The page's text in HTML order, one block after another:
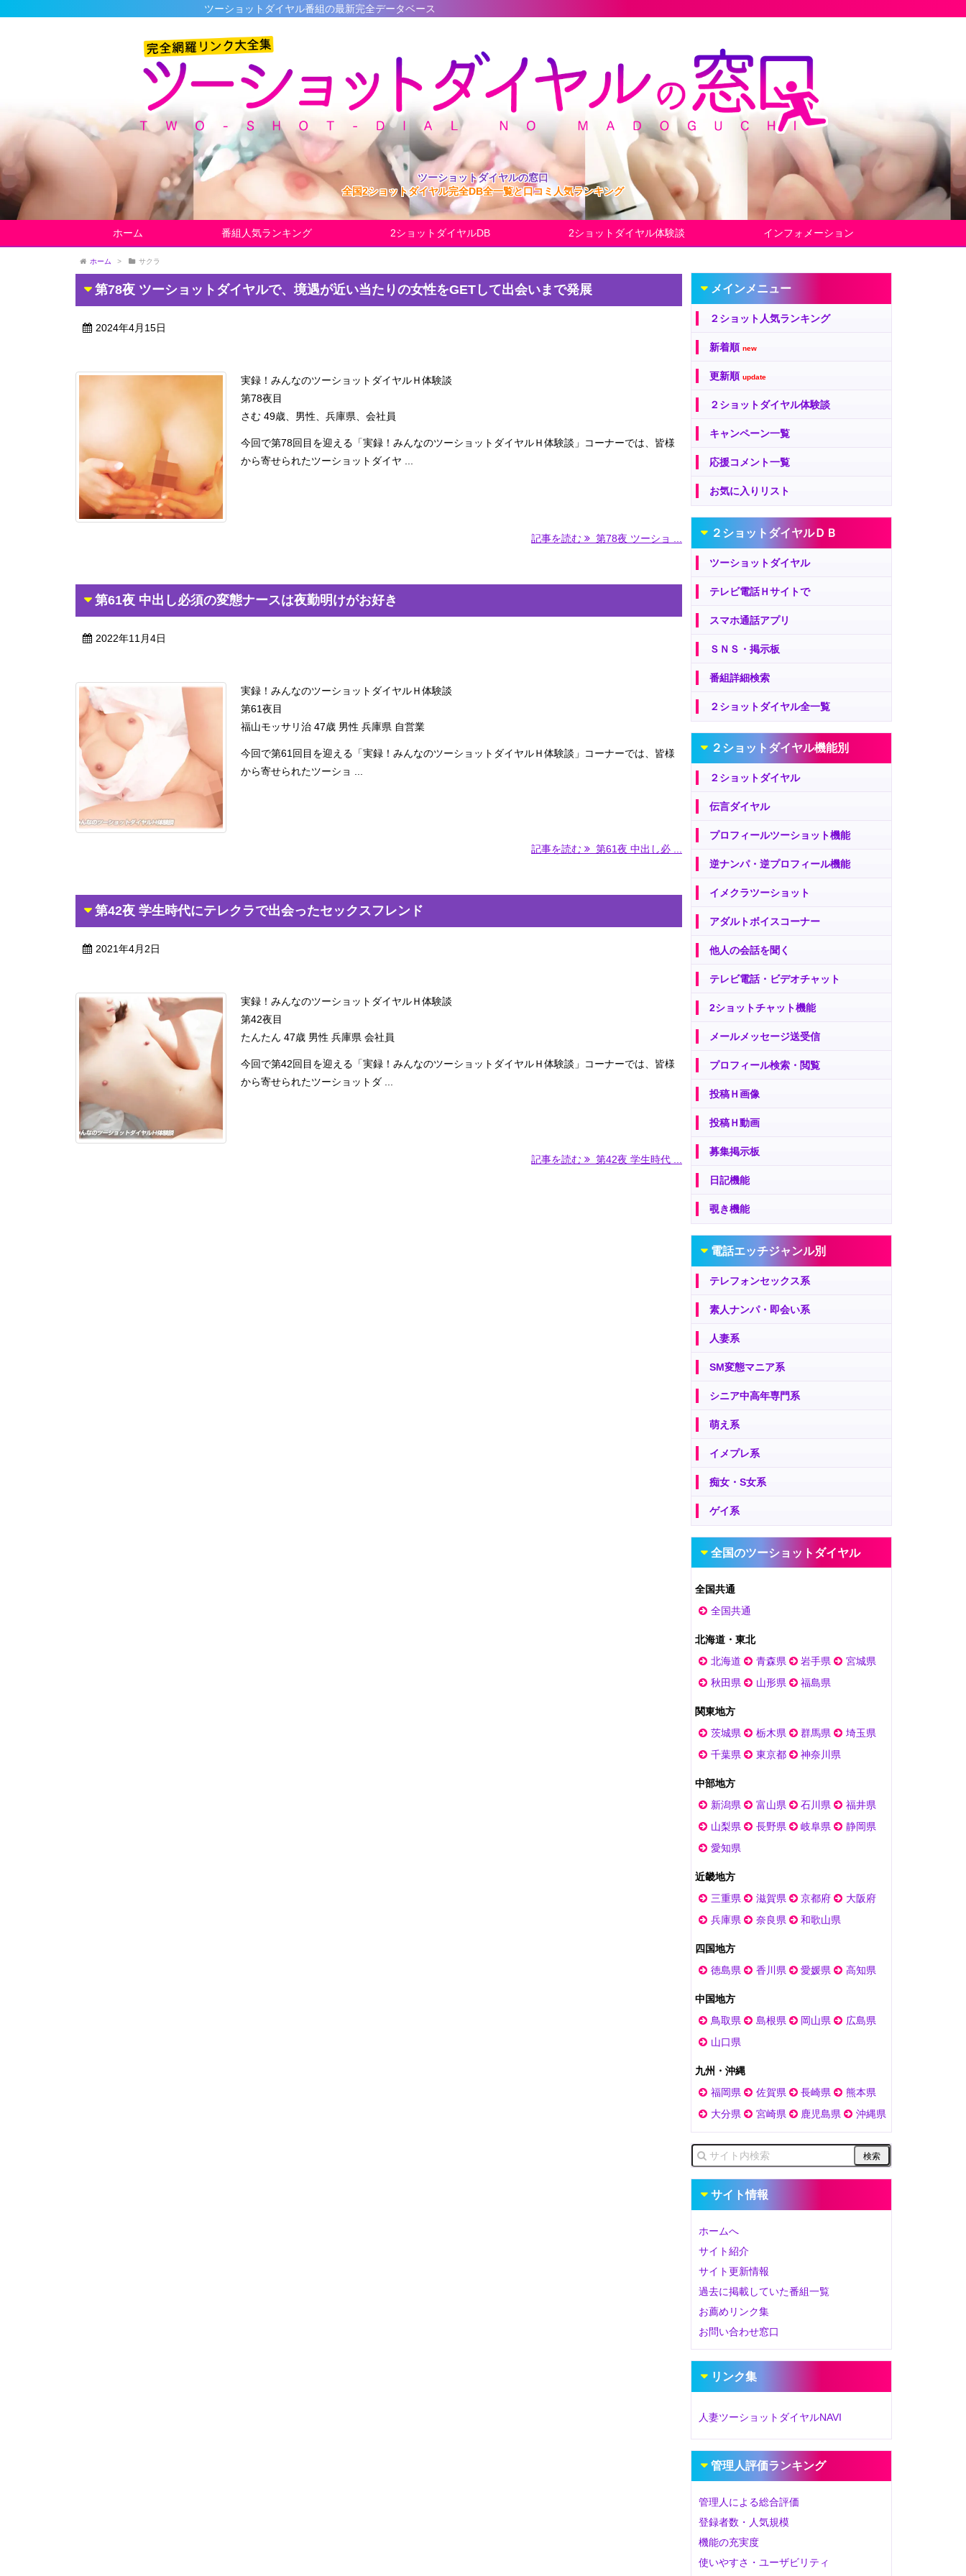
ツーショットダイヤル番組の最新完全データベース
ツーショットダイヤルの窓口
全国2ショットダイヤル完全DB全一覧と口コミ人気ランキング
ホーム 番組人気ランキング 2ショットダイヤルDB 2ショットダイヤル体験談 インフォメーション
ホーム > サクラ
第78夜 ツーショットダイヤルで、境遇が近い当たりの女性をGETして出会いまで発展
2024年4月15日
実録！みんなのツーショットダイヤルＨ体験談
第78夜目
さむ 49歳、男性、兵庫県、会社員
今回で第78回目を迎える「実録！みんなのツーショットダイヤルＨ体験談」コーナーでは、皆様
から寄せられたツーショットダイヤ ...
記事を読む 第78夜 ツーショ ...
第61夜 中出し必須の変態ナースは夜勤明けがお好き
2022年11月4日
実録！みんなのツーショットダイヤルＨ体験談
第61夜目
福山モッサリ治 47歳 男性 兵庫県 自営業
今回で第61回目を迎える「実録！みんなのツーショットダイヤルＨ体験談」コーナーでは、皆様
から寄せられたツーショ ...
記事を読む 第61夜 中出し必 ...
第42夜 学生時代にテレクラで出会ったセックスフレンド
2021年4月2日
実録！みんなのツーショットダイヤルＨ体験談
第42夜目
たんたん 47歳 男性 兵庫県 会社員
今回で第42回目を迎える「実録！みんなのツーショットダイヤルＨ体験談」コーナーでは、皆様
から寄せられたツーショットダ ...
記事を読む 第42夜 学生時代 ...
メインメニュー
２ショット人気ランキング
新着順 new
更新順 update
２ショットダイヤル体験談
キャンペーン一覧
応援コメント一覧
お気に入りリスト
２ショットダイヤルＤＢ
ツーショットダイヤル
テレビ電話Ｈサイトで
スマホ通話アプリ
ＳＮＳ・掲示板
番組詳細検索
２ショットダイヤル全一覧
２ショットダイヤル機能別
２ショットダイヤル
伝言ダイヤル
プロフィールツーショット機能
逆ナンパ・逆プロフィール機能
イメクラツーショット
アダルトボイスコーナー
他人の会話を聞く
テレビ電話・ビデオチャット
2ショットチャット機能
メールメッセージ送受信
プロフィール検索・閲覧
投稿Ｈ画像
投稿Ｈ動画
募集掲示板
日記機能
覗き機能
電話エッチジャンル別
テレフォンセックス系
素人ナンパ・即会い系
人妻系
SM変態マニア系
シニア中高年専門系
萌え系
イメプレ系
痴女・S女系
ゲイ系
全国のツーショットダイヤル
全国共通
全国共通
北海道・東北
北海道
青森県 岩手県
宮城県
秋田県
山形県 福島県
関東地方
茨城県
栃木県 群馬県
埼玉県
千葉県
東京都 神奈川県
中部地方
新潟県
富山県 石川県
福井県
山梨県
長野県 岐阜県
静岡県
愛知県
近畿地方
三重県
滋賀県 京都府
大阪府
兵庫県
奈良県 和歌山県
四国地方
徳島県
香川県 愛媛県 高知県
中国地方
鳥取県
島根県 岡山県
広島県
山口県
九州・沖縄
福岡県
佐賀県 長崎県
熊本県
大分県
宮崎県 鹿児島県 沖縄県
サイト情報
ホームへ
サイト紹介
サイト更新情報
過去に掲載していた番組一覧
お薦めリンク集
お問い合わせ窓口
リンク集
人妻ツーショットダイヤルNAVI
管理人評価ランキング
管理人による総合評価
登録者数・人気規模
機能の充実度
使いやすさ・ユーザビリティ